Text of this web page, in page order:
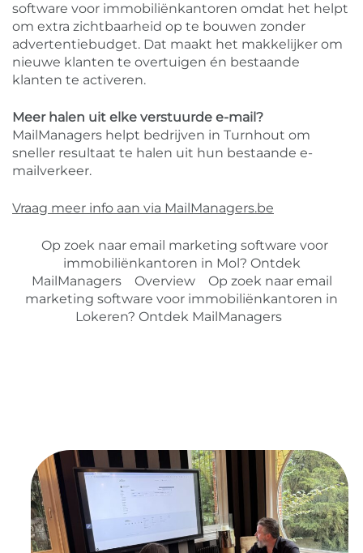
software voor immobiliënkantoren omdat het helpt
om extra zichtbaarheid op te bouwen zonder
advertentiebudget. Dat maakt het makkelijker om
nieuwe klanten te overtuigen én bestaande
klanten te activeren.
Meer halen uit elke verstuurde e-mail?
MailManagers helpt bedrijven in Turnhout om
sneller resultaat te halen uit hun bestaande e-
mailverkeer.
Vraag meer info aan via MailManagers.be
Op zoek naar email marketing software voor
immobiliënkantoren in Mol? Ontdek
MailManagers
Overview
Op zoek naar email
marketing software voor immobiliënkantoren in
Lokeren? Ontdek MailManagers